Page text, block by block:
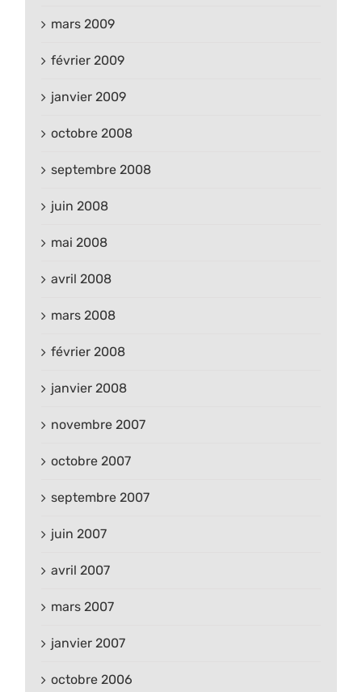
mars 2009
février 2009
janvier 2009
octobre 2008
septembre 2008
juin 2008
mai 2008
avril 2008
mars 2008
février 2008
janvier 2008
novembre 2007
octobre 2007
septembre 2007
juin 2007
avril 2007
mars 2007
janvier 2007
octobre 2006